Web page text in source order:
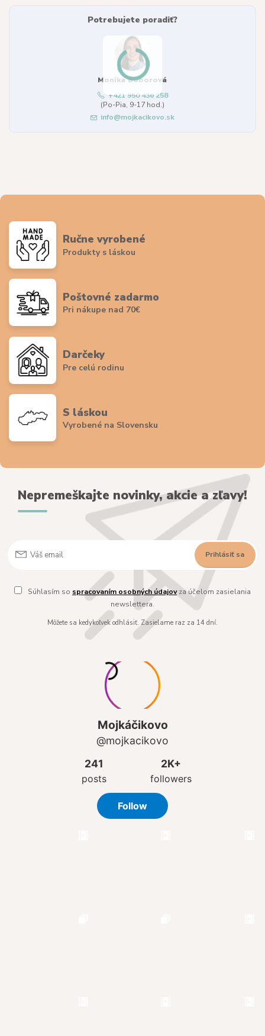
Potrebujete poradiť?
Monika Boborová
+421 950 436 258
(Po-Pia, 9-17 hod.)
info@mojkacikovo.sk
Ručne vyrobené
Produkty s láskou
Poštovné zadarmo
Pri nákupe nad 70€
Darčeky
Pre celú rodinu
S láskou
Vyrobené na Slovensku
Nepremeškajte novinky, akcie a zľavy!
Prihlásiť sa
Súhlasím so spracovaním osobných údajovza účelom zasielania
newslettera.
Môžete sa kedykoľvek odhlásiť. Zasielame raz za 14 dní.